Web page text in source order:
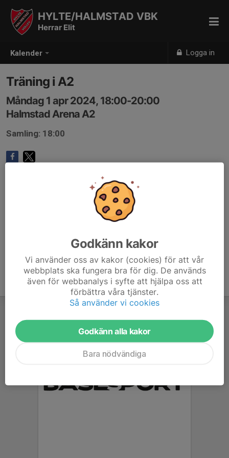
Kalender Logga in
HYLTE/HALMSTAD VBK
Herrar Elit
Träning i A2
Måndag 1 apr 2024, 18:00-20:00
Halmstad Arena A2
Samling: 18:00
Godkänn kakor
Vi använder oss av kakor (cookies) för att vår
webbplats ska fungera bra för dig. De används
även för webbanalys i syfte att hjälpa oss att
förbättra våra tjänster.
Så använder vi cookies
Godkänn alla kakor
Bara nödvändiga